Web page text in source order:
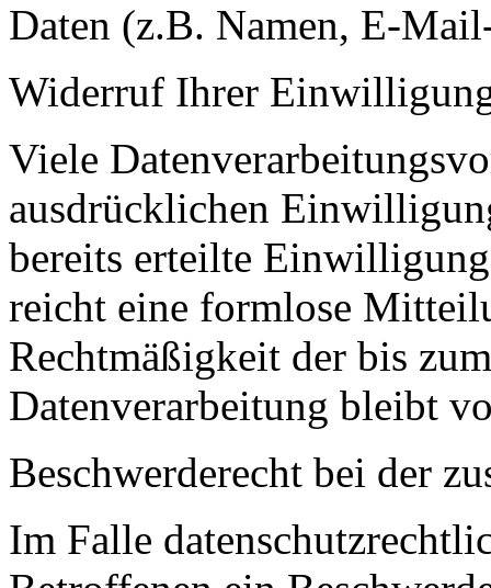
Daten (z.B. Namen, E-
Widerruf Ihrer
Viele
ausdrücklichen
bereits erteilte
reicht eine formlose
Rechtmäßigkeit der bis
Datenverarbeitung bleibt
Beschwerderecht bei der
Im Falle